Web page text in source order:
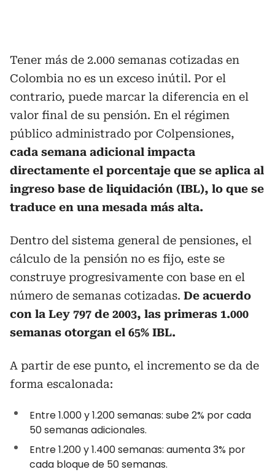
Tener más de 2.000 semanas cotizadas en
Colombia no es un exceso inútil. Por el
contrario, puede marcar la diferencia en el
valor final de su pensión. En el régimen
público administrado por Colpensiones,
cada semana adicional impacta
directamente el porcentaje que se aplica al
ingreso base de liquidación (IBL), lo que se
traduce en una mesada más alta.
Dentro del sistema general de pensiones, el
cálculo de la pensión no es fijo, este se
construye progresivamente con base en el
número de semanas cotizadas. De acuerdo
con la Ley 797 de 2003, las primeras 1.000
semanas otorgan el 65% IBL.
A partir de ese punto, el incremento se da de
forma escalonada:
Entre 1.000 y 1.200 semanas: sube 2% por cada
50 semanas adicionales.
Entre 1.200 y 1.400 semanas: aumenta 3% por
cada bloque de 50 semanas.